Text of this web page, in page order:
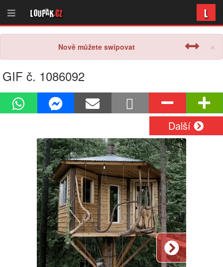
Loupak.cz L
×
Nově můžete swipovat
GIF č. 1086092
Další